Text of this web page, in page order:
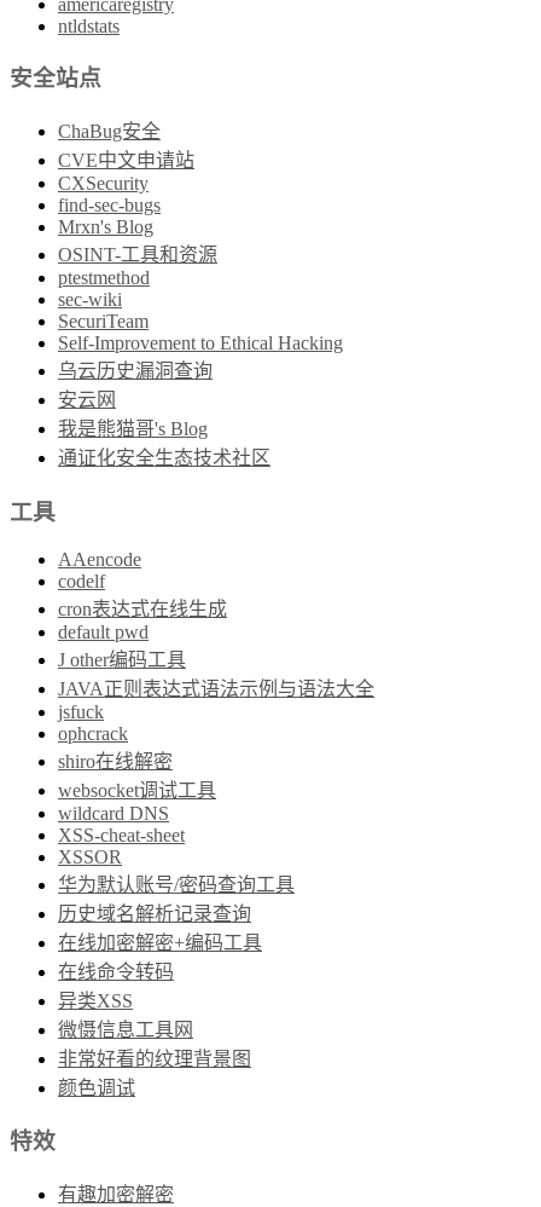
ntldstats
安全站点
ChaBug安全
CVE中文申请站
CXSecurity
find-sec-bugs
Mrxn's Blog
OSINT-工具和资源
ptestmethod
sec-wiki
SecuriTeam
Self-Improvement to Ethical Hacking
乌云历史漏洞查询
安云网
我是熊猫哥's Blog
通证化安全生态技术社区
工具
AAencode
codelf
cron表达式在线生成
default pwd
J other编码工具
JAVA正则表达式语法示例与语法大全
jsfuck
ophcrack
shiro在线解密
websocket调试工具
wildcard DNS
XSS-cheat-sheet
XSSOR
华为默认账号/密码查询工具
历史域名解析记录查询
在线加密解密+编码工具
在线命令转码
异类XSS
微慑信息工具网
非常好看的纹理背景图
颜色调试
特效
有趣加密解密